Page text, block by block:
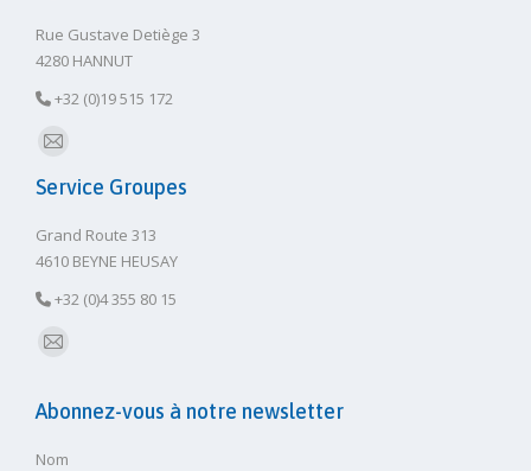
Rue Gustave Detiège 3
4280 HANNUT
+32 (0)19 515 172
E-
mail
Service Groupes
Grand Route 313
4610 BEYNE HEUSAY
+32 (0)4 355 80 15
E-
Abonnez-vous à notre newsletter
Nom